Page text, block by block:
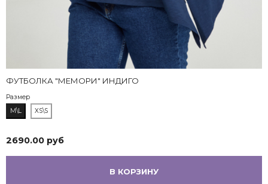
ФУТБОЛКА "МЕМОРИ" ИНДИГО
Размер
M\L
XS\S
2690.00 руб
В КОРЗИНУ